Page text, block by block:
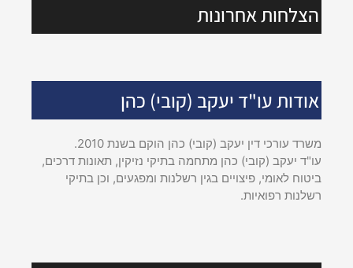
הצלחות אחרונות
אודות עו"ד יעקב (קובי) כהן
משרד עורכי דין יעקב (קובי) כהן הוקם בשנת 2010.
עו"ד יעקב (קובי) כהן מתחמה בתיקי נזיקין, תאונות דרכים,
ביטוח לאומי, פיצויים בגין רשלנות ומפגעים, וכן בתיקי
רשלנות רפואיות.